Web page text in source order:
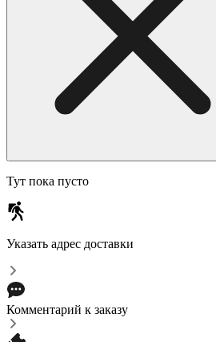
Тут пока пусто
Указать адрес доставки
Комментарий к заказу